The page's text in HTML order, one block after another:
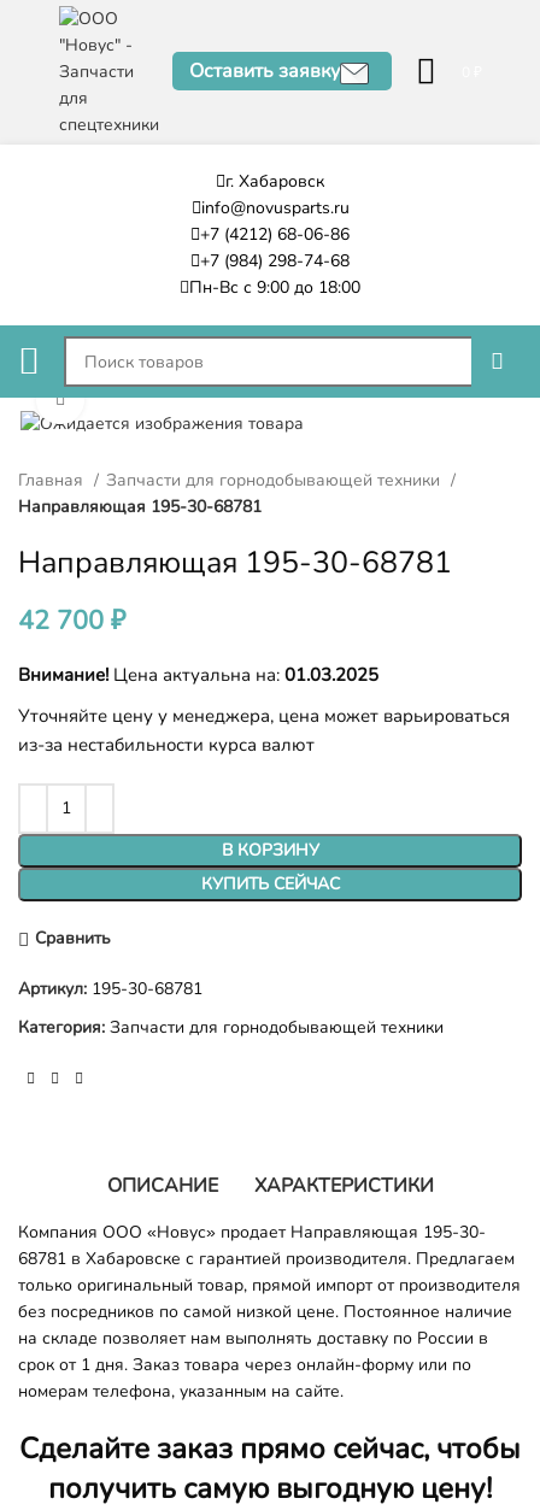
Оставить заявку
г. Хабаровск
info@novusparts.ru
+7 (4212) 68-06-86
+7 (984) 298-74-68
Пн-Вс с 9:00 до 18:00
Нажмите, чтобы увеличить
Главная
Запчасти для горнодобывающей техники
Направляющая 195-30-68781
Направляющая 195-30-68781
42 700 ₽
Внимание! Цена актуальна на: 01.03.2025
Уточняйте цену у менеджера, цена может варьироваться
из-за нестабильности курса валют
В КОРЗИНУ
КУПИТЬ СЕЙЧАС
Сравнить
Артикул: 195-30-68781
Категория: Запчасти для горнодобывающей техники
ОПИСАНИЕ ХАРАКТЕРИСТИКИ
Компания ООО «Новус» продает Направляющая 195-30-
68781 в Хабаровске с гарантией производителя. Предлагаем
только оригинальный товар, прямой импорт от производителя
без посредников по самой низкой цене. Постоянное наличие
на складе позволяет нам выполнять доставку по России в
срок от 1 дня. Заказ товара через онлайн-форму или по
номерам телефона, указанным на сайте.
Сделайте заказ прямо сейчас, чтобы
получить самую выгодную цену!